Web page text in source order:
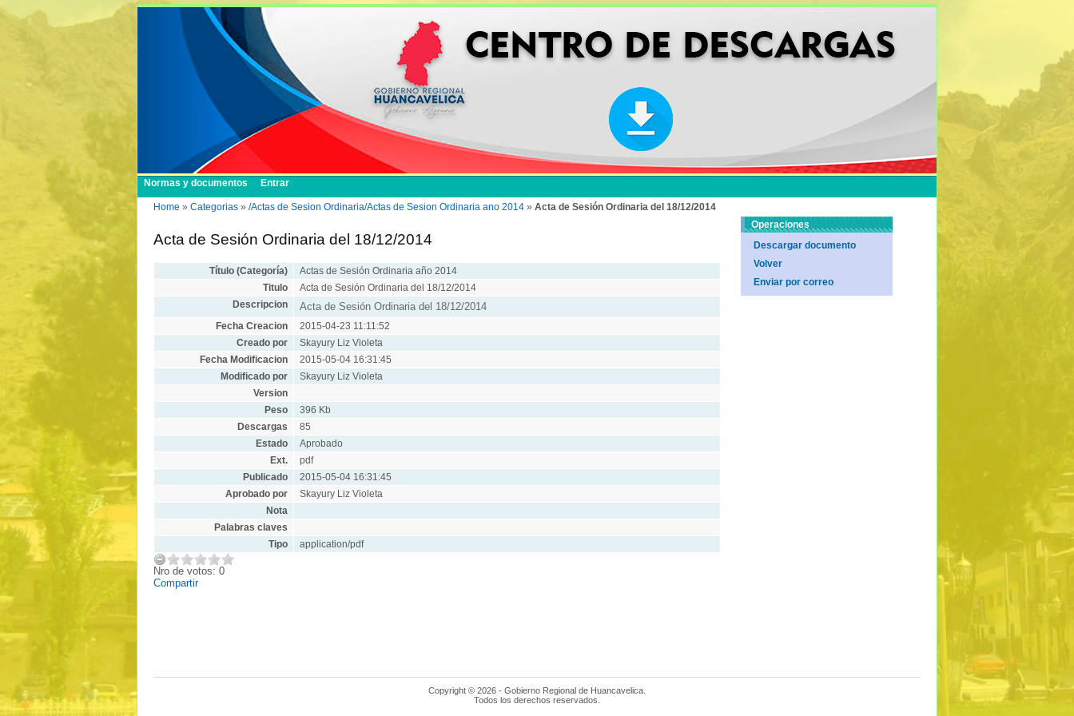
Normas y documentos Entrar
Home » Categorias » /Actas de Sesion Ordinaria/Actas de Sesion Ordinaria ano 2014 » Acta de Sesión Ordinaria del 18/12/2014
Acta de Sesión Ordinaria del 18/12/2014
Título (Categoría)
Actas de Sesión Ordinaria año 2014
Titulo
Acta de Sesión Ordinaria del 18/12/2014
Descripcion
Acta de Sesión Ordinaria del 18/12/2014
Fecha Creacion
2015-04-23 11:11:52
Creado por
Skayury Liz Violeta
Fecha Modificacion
2015-05-04 16:31:45
Modificado por
Skayury Liz Violeta
Version
Peso
396 Kb
Descargas
85
Estado
Aprobado
Ext.
pdf
Publicado
2015-05-04 16:31:45
Aprobado por
Skayury Liz Violeta
Nota
Palabras claves
Tipo
application/pdf
Nro de votos: 0
Compartir
Operaciones
Descargar documento
Volver
Enviar por correo
Copyright © 2026 - Gobierno Regional de Huancavelica.
Todos los derechos reservados.